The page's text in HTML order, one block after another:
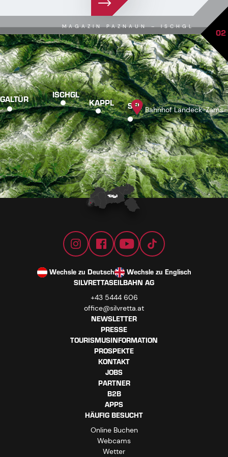
MAGAZIN PAZNAUN – ISCHGL 02
GALTÜR ISCHGL
KAPPL SEE Bahnhof Landeck-Zams
Wechsle zu Deutsch
Wechsle zu Englisch
SILVRETTASEILBAHN AG
+43 5444 606
office@silvretta.at
NEWSLETTER
PRESSE
TOURISMUSINFORMATION
PROSPEKTE
KONTAKT
JOBS
PARTNER
B2B
APPS
HÄUFIG BESUCHT
Online Buchen
Webcams
Wetter